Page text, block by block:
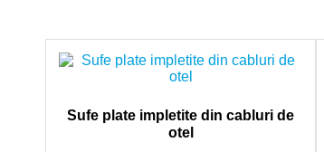
Sufe plate impletite din cabluri de
otel